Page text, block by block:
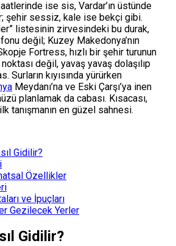
ise sis, Vardar’ın üstünde
şehir sessiz, kale ise bekçi gibi.
listesinin zirvesindeki bu durak,
değil; Kuzey Makedonya’nın
Fortress, hızlı bir şehir turunun
noktası değil, yavaş yavaş dolaşılıp
Surların kıyısında yürürken
Meydanı’na ve Eski Çarşı’ya inen
planlamak da cabası. Kısacası,
tanışmanın en güzel sahnesi.
Gidilir?
Özellikler
ve İpuçları
Gezilecek Yerler
Gidilir?